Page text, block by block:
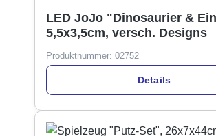
LED JoJo "Dinosaurier &
5,5x3,5cm, versch. Designs
Produktnummer: 02752
Details